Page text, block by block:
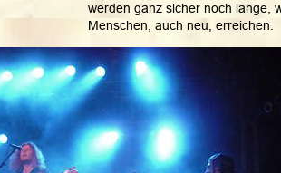
werden ganz sicher noch lange,
Menschen, auch neu, erreichen.